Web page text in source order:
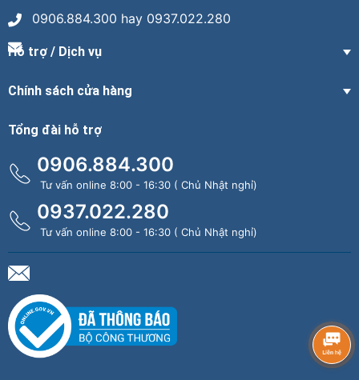
0906.884.300 hay 0937.022.280
Hỗ trợ / Dịch vụ
Chính sách cửa hàng
Tổng đài hỗ trợ
0906.884.300
Tư vấn online 8:00 - 16:30 ( Chủ Nhật nghỉ)
0937.022.280
Tư vấn online 8:00 - 16:30 ( Chủ Nhật nghỉ)